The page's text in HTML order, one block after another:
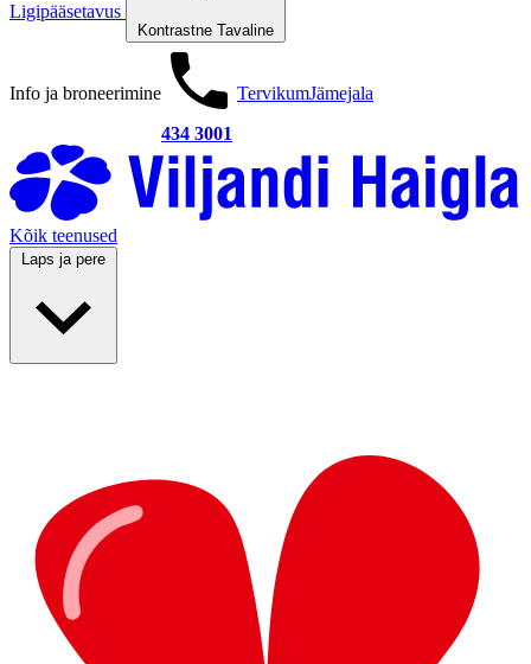
Ligipääsetavus
Kontrastne Tavaline
Info ja broneerimine
434 3001
TervikumJämejala
Kõik teenused
Laps ja pere